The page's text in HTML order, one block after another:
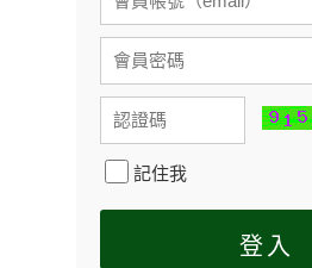
記住我